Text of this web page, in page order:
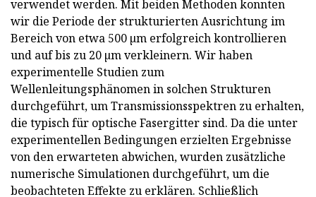
verwendet werden. Mit beiden Methoden konnten
wir die Periode der strukturierten Ausrichtung im
Bereich von etwa 500 µm erfolgreich kontrollieren
und auf bis zu 20 µm verkleinern. Wir haben
experimentelle Studien zum
Wellenleitungsphänomen in solchen Strukturen
durchgeführt, um Transmissionsspektren zu erhalten,
die typisch für optische Fasergitter sind. Da die unter
experimentellen Bedingungen erzielten Ergebnisse
von den erwarteten abwichen, wurden zusätzliche
numerische Simulationen durchgeführt, um die
beobachteten Effekte zu erklären. Schließlich